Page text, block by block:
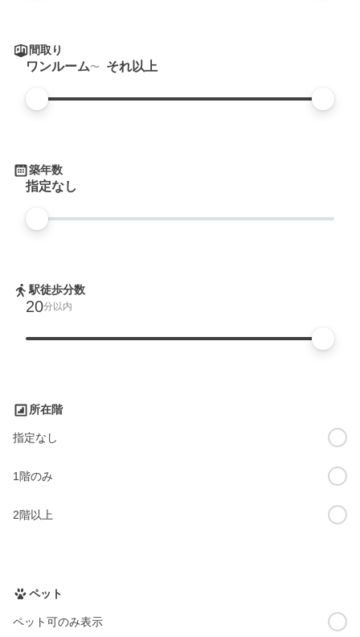
間取り
ワンルーム それ以上
築年数
指定なし
駅徒歩分数
20分以内
所在階
指定なし
1階のみ
2階以上
ペット
ペット可のみ表示